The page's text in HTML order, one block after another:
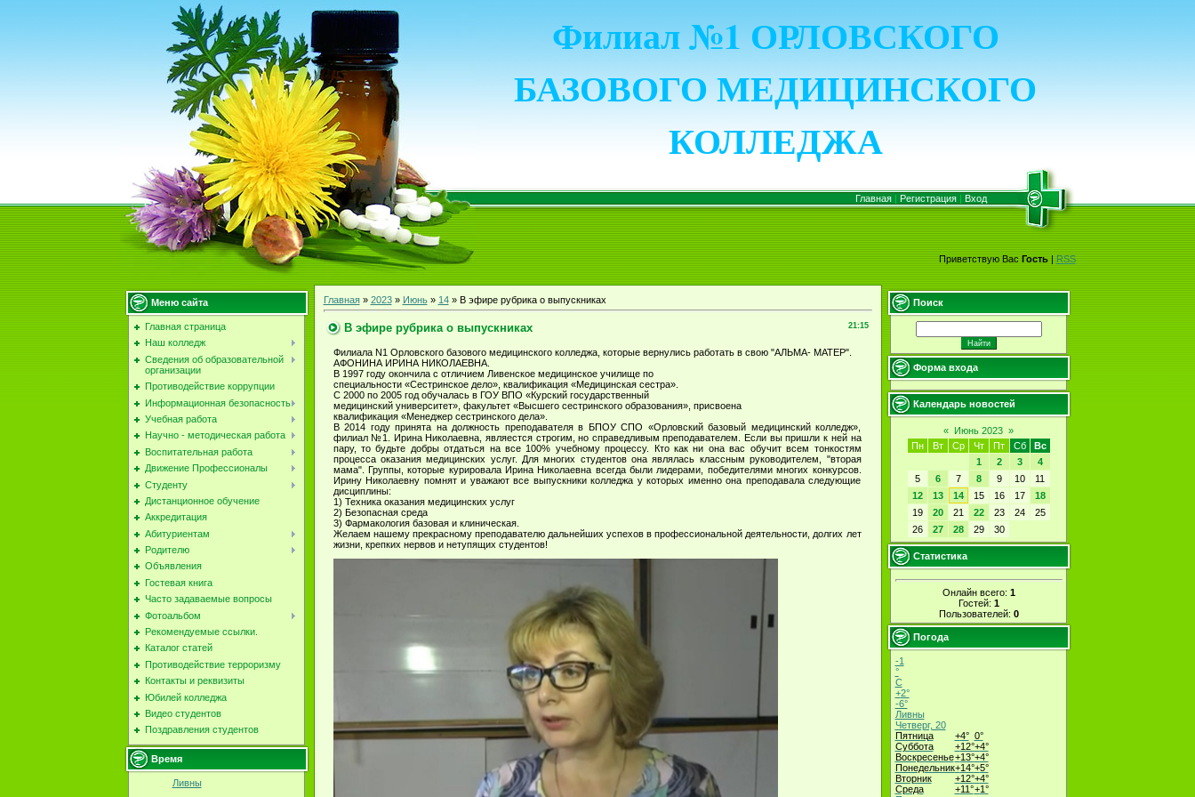
Филиал №1 ОРЛОВСКОГО
БАЗОВОГО МЕДИЦИНСКОГО
КОЛЛЕДЖА
Главная| Регистрация| Вход
Приветствую Вас Гость|RSS
Меню сайта
Главная страница
Наш колледж
Сведения об образовательной
организации
Противодействие коррупции
Информационная безопасность
Учебная работа
Научно - методическая работа
Воспитательная работа
Движение Профессионалы
Студенту
Дистанционное обучение
Аккредитация
Абитуриентам
Родителю
Объявления
Гостевая книга
Часто задаваемые вопросы
Фотоальбом
Рекомендуемые ссылки.
Каталог статей
Противодействие терроризму
Контакты и реквизиты
Юбилей колледжа
Видео студентов
Поздравления студентов
Время
Ливны
Главная» 2023 » Июнь » 14» В эфире рубрика о выпускниках
21:15
В эфире рубрика о выпускниках
Филиала N1 Орловского базового медицинского колледжа, которые вернулись работать в свою "АЛЬМА- МАТЕР".
АФОНИНА ИРИНА НИКОЛАЕВНА.
В 1997 году окончила с отличием Ливенское медицинское училище по
специальности «Сестринское дело», квалификация «Медицинская сестра».
С 2000 по 2005 год обучалась в ГОУ ВПО «Курский государственный
медицинский университет», факультет «Высшего сестринского образования», присвоена
квалификация «Менеджер сестринского дела».
В 2014 году принята на должность преподавателя в БПОУ СПО «Орловский базовый медицинский колледж»,
филиал №1. Ирина Николаевна, являестся строгим, но справедливым преподавателем. Если вы пришли к ней на
пару, то будьте добры отдаться на все 100% учебному процессу. Кто как ни она вас обучит всем тонкостям
процесса оказания медицинских услуг. Для многих студентов она являлась классным руководителем, "вторая
мама". Группы, которые курировала Ирина Николаевна всегда были лидерами, победителями многих конкурсов.
Ирину Николаевну помнят и уважают все выпускники колледжа у которых именно она преподавала следующие
дисциплины:
1) Техника оказания медицинских услуг
2) Безопасная среда
3) Фармакология базовая и клиническая.
Желаем нашему прекрасному преподавателю дальнейших успехов в профессиональной деятельности, долгих лет
жизни, крепких нервов и нетупящих студентов!
Поиск
Форма входа
Календарь новостей
« Июнь 2023 »
Пн
Вт Ср Чт Пт Сб
Вс
1
2 3
4
5
6 7 8 9 10
11
12
13 14 15 16 17
18
19
20 21 22 23 24
25
26
27 28 29 30
Статистика
Онлайн всего: 1
Гостей: 1
Пользователей: 0
Погода
-1
°
C
+2°
-6°
Ливны
Четверг, 20
Пятница
+4° 0°
Суббота
+12°+4°
Воскресенье+13°+4°
Понедельник+14°+5°
Вторник
+12°+4°
Среда
+11°+1°